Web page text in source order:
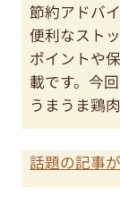
節約アドバ
便利なスト
ポイントや
載です。今
うまうま鶏
話題の記事